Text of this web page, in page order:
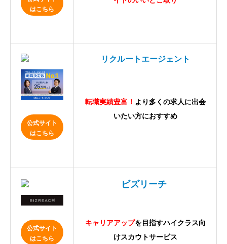
はこちら
公式サイト
はこちら
リクルートエージェント
転職実績豊富！ より多くの求人に出会
いたい方におすすめ
公式サイト
はこちら
ビズリーチ
キャリアアップを目指すハイクラス向
けスカウトサービス